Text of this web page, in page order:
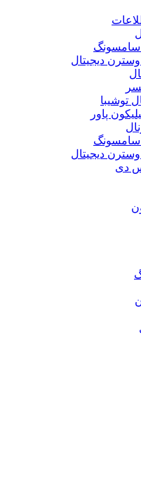
دیجیتال
توشیبا
پاور
دیجیتال
دی